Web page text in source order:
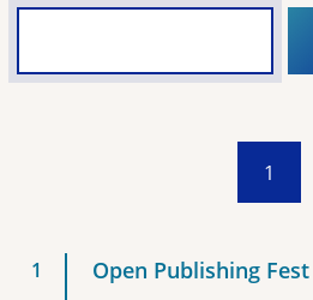
1
Open Publishing Fest